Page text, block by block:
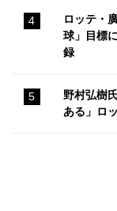
ロッテ・
球」目標
録
野村弘樹
ある」ロ